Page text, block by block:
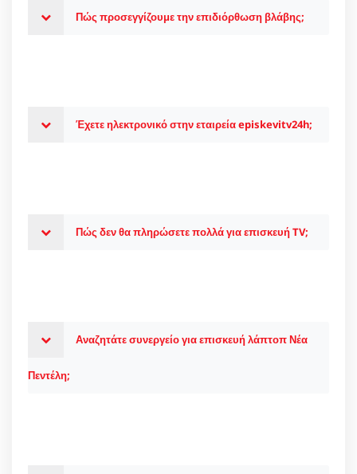
Πώς προσεγγίζουμε την επιδιόρθωση βλάβης;
Έχετε ηλεκτρονικό στην εταιρεία episkevitv24h;
Πώς δεν θα πληρώσετε πολλά για επισκευή TV;
Αναζητάτε συνεργείο για επισκευή λάπτοπ Νέα
Πεντέλη;